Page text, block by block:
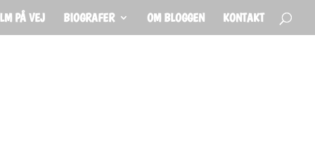
PÅ VEJ BIOGRAFER OM BLOGGEN KONTAKT